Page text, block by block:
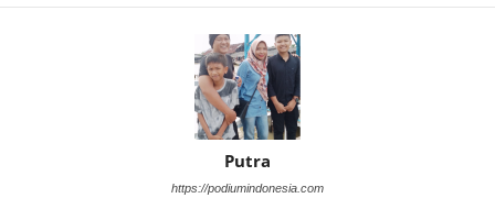
Putra
https://podiumindonesia.com